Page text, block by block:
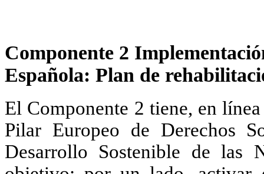
Componente 2
Española: Plan de
El Componente 2 tiene, en
Pilar Europeo de Derechos
Desarrollo Sostenible de las